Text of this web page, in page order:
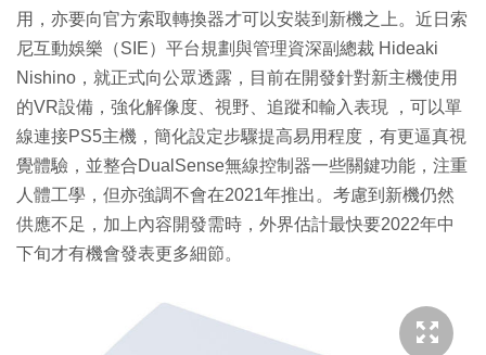
用，亦要向官方索取轉換器才可以安裝到新機之上。近日索
尼互動娛樂（SIE）平台規劃與管理資深副總裁 Hideaki
Nishino，就正式向公眾透露，目前在開發針對新主機使用
的VR設備，強化解像度、視野、追蹤和輸入表現 ，可以單
線連接PS5主機，簡化設定步驟提高易用程度，有更逼真視
覺體驗，並整合DualSense無線控制器一些關鍵功能，注重
人體工學，但亦強調不會在2021年推出。考慮到新機仍然
供應不足，加上內容開發需時，外界估計最快要2022年中
下旬才有機會發表更多細節。